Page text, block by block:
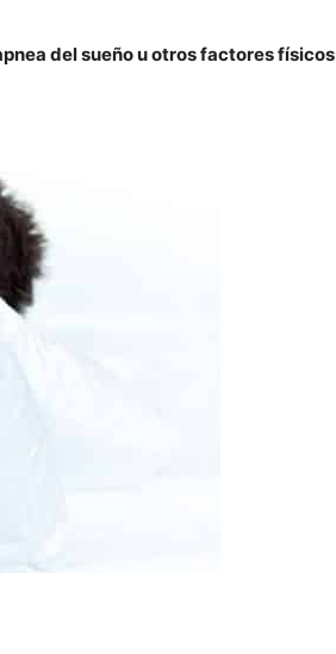
del sueño u otros factores físicos